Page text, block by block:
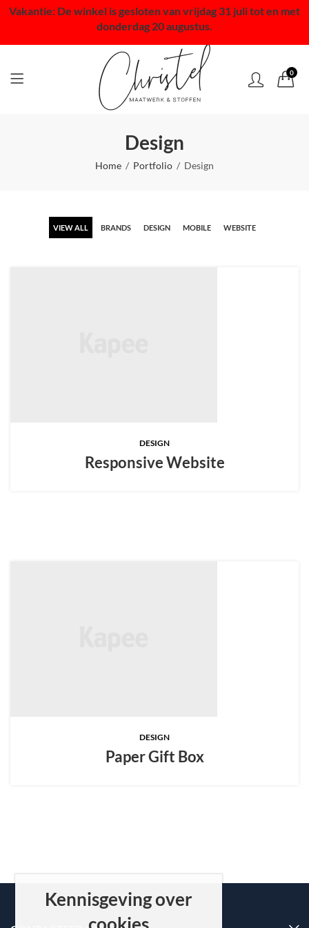
Vakantie: De winkel is gesloten van vrijdag 31 juli tot en met
donderdag 20 augustus.
0
Design
Home Portfolio Design
VIEW ALL BRANDS DESIGN MOBILE WEBSITE
DESIGN
Responsive Website
DESIGN
Paper Gift Box
Kennisgeving over